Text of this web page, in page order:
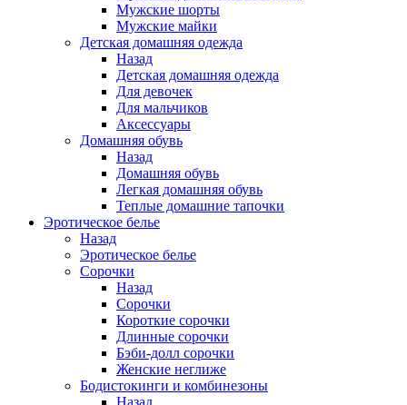
Мужские шорты
Мужские майки
Детская домашняя одежда
Назад
Детская домашняя одежда
Для девочек
Для мальчиков
Аксессуары
Домашняя обувь
Назад
Домашняя обувь
Легкая домашняя обувь
Теплые домашние тапочки
Эротическое белье
Назад
Эротическое белье
Сорочки
Назад
Сорочки
Короткие сорочки
Длинные сорочки
Бэби-долл сорочки
Женские неглиже
Бодистокинги и комбинезоны
Назад